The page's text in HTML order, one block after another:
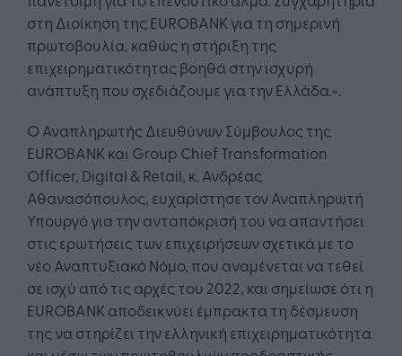
στη Διοίκηση της EUROBANK για τη σημερινή
πρωτοβουλία, καθώς η στήριξη της
επιχειρηματικότητας βοηθά στην ισχυρή
ανάπτυξη που σχεδιάζουμε για την Ελλάδα.».
Ο Αναπληρωτής Διευθύνων Σύμβουλος της
EUROBANK και Group Chief Transformation
Officer, Digital & Retail, κ. Ανδρέας
Αθανασόπουλος, ευχαρίστησε τον Αναπληρωτή
Υπουργό για την ανταπόκρισή του να απαντήσει
στις ερωτήσεις των επιχειρήσεων σχετικά με το
νέο Αναπτυξιακό Νόμο, που αναμένεται να τεθεί
σε ισχύ από τις αρχές του 2022, και σημείωσε ότι η
EUROBANK αποδεικνύει έμπρακτα τη δέσμευση
της να στηρίζει την ελληνική επιχειρηματικότητα